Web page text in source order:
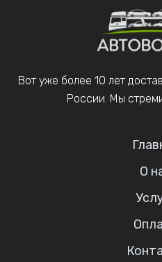
Вот уже более 10 лет
России. Мы
О